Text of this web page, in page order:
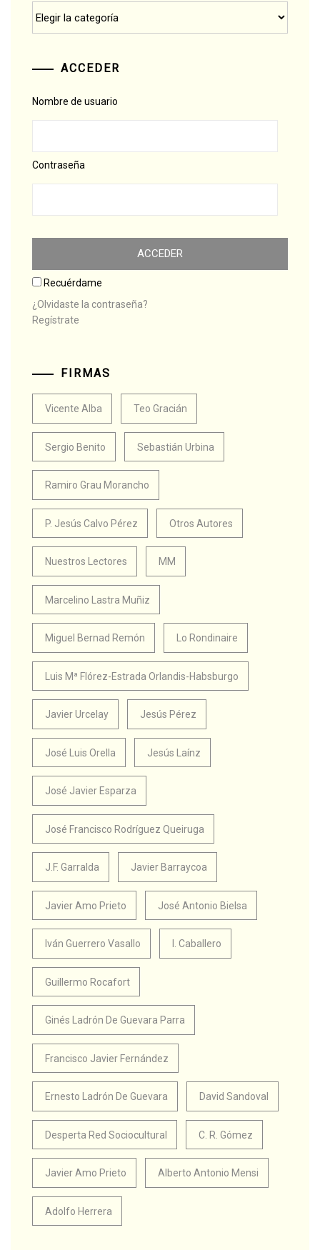
ACCEDER
Nombre de usuario
Contraseña
Recuérdame
¿Olvidaste la contraseña?
Regístrate
FIRMAS
Vicente Alba Teo Gracián
Sergio Benito Sebastián Urbina
Ramiro Grau Morancho
P. Jesús Calvo Pérez Otros Autores
Nuestros Lectores MM
Marcelino Lastra Muñiz
Miguel Bernad Remón Lo Rondinaire
Luis Mª Flórez-Estrada Orlandis-Habsburgo
Javier Urcelay Jesús Pérez
José Luis Orella Jesús Laínz
José Javier Esparza
José Francisco Rodríguez Queiruga
J.F. Garralda Javier Barraycoa
Javier Amo Prieto José Antonio Bielsa
Iván Guerrero Vasallo I. Caballero
Guillermo Rocafort
Ginés Ladrón De Guevara Parra
Francisco Javier Fernández
Ernesto Ladrón De Guevara David Sandoval
Desperta Red Sociocultural C. R. Gómez
Javier Amo Prieto Alberto Antonio Mensi
Adolfo Herrera